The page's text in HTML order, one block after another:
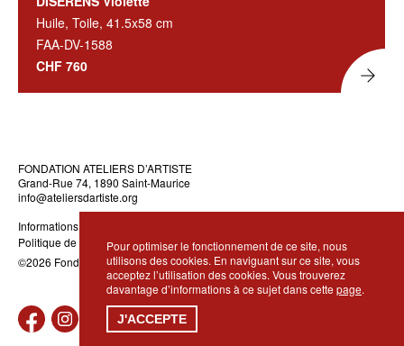
Pour optimiser le fonctionnement de ce site, nous
utilisons des cookies. En naviguant sur ce site, vous
acceptez l’utilisation des cookies. Vous trouverez
davantage d’informations à ce sujet dans cette page.
Huile, Toile, 41.5x58 cm
FAA-DV-1588
CHF 760
FONDATION ATELIERS D’ARTISTE
Grand-Rue 74, 1890 Saint-Maurice
info@ateliersdartiste.org
Informations légales
Politique de confidentialité
©2026 Fondation Ateliers d’Artiste · RéalisationDidWeDo